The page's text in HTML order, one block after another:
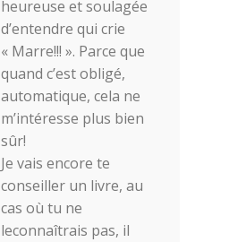
heureuse et soulagée
d’entendre qui crie
« Marre!!! ». Parce que
quand c’est obligé,
automatique, cela ne
m’intéresse plus bien
sûr!
Je vais encore te
conseiller un livre, au
cas où tu ne
leconnaîtrais pas, il